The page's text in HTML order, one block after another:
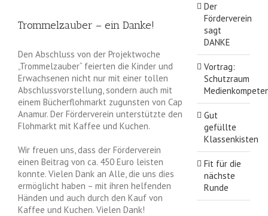
Trommelzauber – ein Danke!
Den Abschluss von der Projektwoche
„Trommelzauber“ feierten die Kinder und
Erwachsenen nicht nur mit einer tollen
Abschlussvorstellung, sondern auch mit
einem Bücherflohmarkt zugunsten von Cap
Anamur. Der Förderverein unterstützte den
Flohmarkt mit Kaffee und Kuchen.
Wir freuen uns, dass der Förderverein
einen Beitrag von ca. 450 Euro leisten
konnte. Vielen Dank an Alle, die uns dies
ermöglicht haben – mit ihren helfenden
Händen und auch durch den Kauf von
Kaffee und Kuchen. Vielen Dank!
Der
Förderverein
sagt
DANKE
Vortrag:
Schutzraum
Gut
gefüllte
Klassenkisten
Fit für die
nächste
Runde